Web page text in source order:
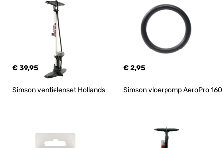
€ 39,95 € 2,95
Simson ventielenset Hollands Simson vloerpomp AeroPro 160